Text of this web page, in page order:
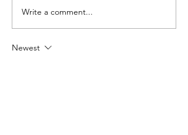
Write a comment...
Newest